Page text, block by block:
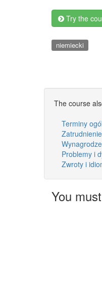
Try the
niemiecki
The course
Terminy
Problemy i
Zwroty i
You